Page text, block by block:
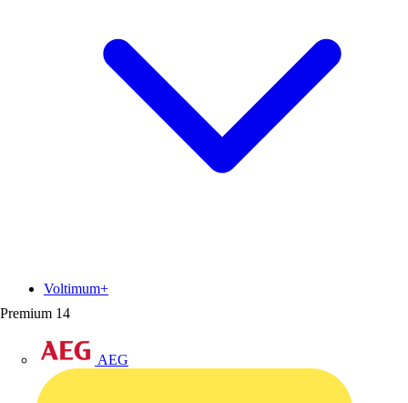
Premium 14
AEG
Voltimum+